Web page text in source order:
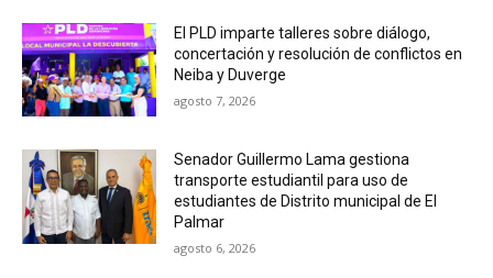
El PLD imparte talleres sobre diálogo,
concertación y resolución de conflictos en
Neiba y Duverge
agosto 7, 2026
Senador Guillermo Lama gestiona
transporte estudiantil para uso de
estudiantes de Distrito municipal de El
Palmar
agosto 6, 2026